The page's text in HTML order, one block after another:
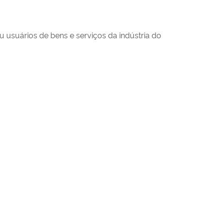
de bens e serviços da indústria do